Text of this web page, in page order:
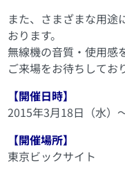
また、さまざまな用途
おります。
無線機の音質・使用感
ご来場をお待ちしてお
【開催日時】
2015年3月18日（水）
【開催場所】
東京ビックサイト